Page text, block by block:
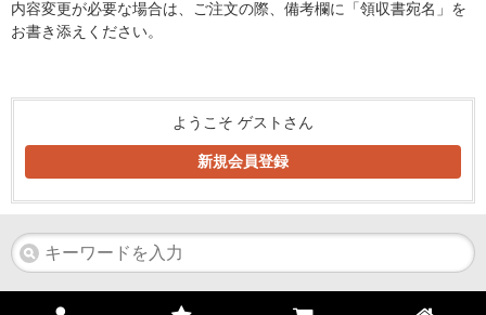
内容変更が必要な場合は、ご注文の際、備考欄に「領収書宛名」を
お書き添えください。
ようこそ ゲストさん
新規会員登録